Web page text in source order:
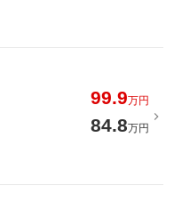
99.9万円
84.8万円